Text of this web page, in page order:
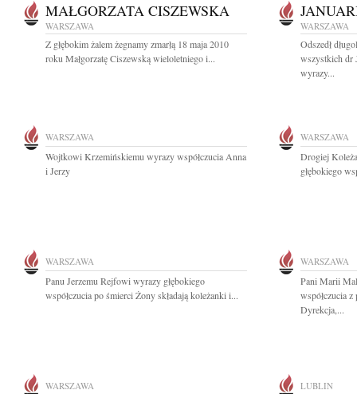
MAŁGORZATA CISZEWSKA
WARSZAWA
Z głębokim żalem żegnamy zmarłą 18 maja 2010
roku Małgorzatę Ciszewską wieloletniego i...
WARSZAWA
Odszedł
wszystkich dr
wyrazy...
WARSZAWA
Wojtkowi Krzemińskiemu wyrazy współczucia Anna
i Jerzy
WARSZAWA
Drogiej
głębokiego
WARSZAWA
Panu Jerzemu Rejfowi wyrazy głębokiego
współczucia po śmierci Żony składają koleżanki i...
WARSZAWA
Pani Marii
współczucia
Dyrekcja,...
WARSZAWA LUBLIN